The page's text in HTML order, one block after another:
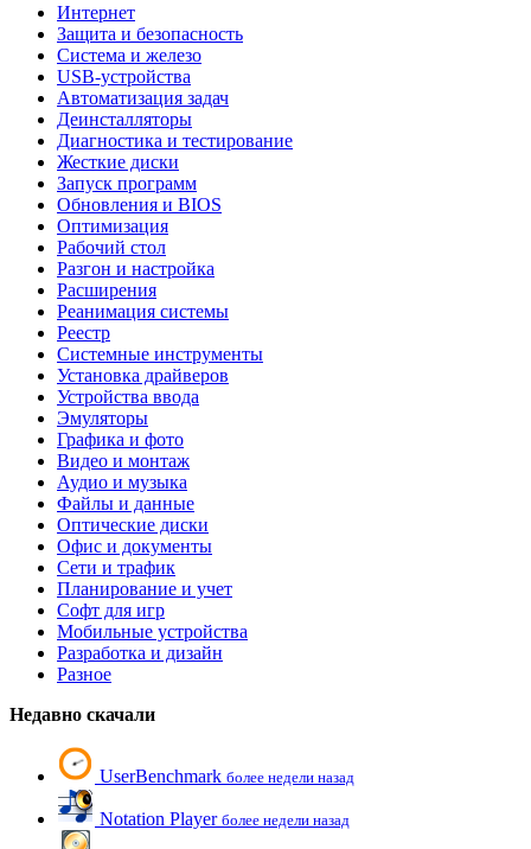
Интернет
Защита и безопасность
Система и железо
USB-устройства
Автоматизация задач
Деинсталляторы
Диагностика и тестирование
Жесткие диски
Запуск программ
Обновления и BIOS
Оптимизация
Рабочий стол
Разгон и настройка
Расширения
Реанимация системы
Реестр
Системные инструменты
Установка драйверов
Устройства ввода
Эмуляторы
Графика и фото
Видео и монтаж
Аудио и музыка
Файлы и данные
Оптические диски
Офис и документы
Сети и трафик
Планирование и учет
Софт для игр
Мобильные устройства
Разработка и дизайн
Разное
Недавно скачали
UserBenchmark более недели назад
Notation Player более недели назад